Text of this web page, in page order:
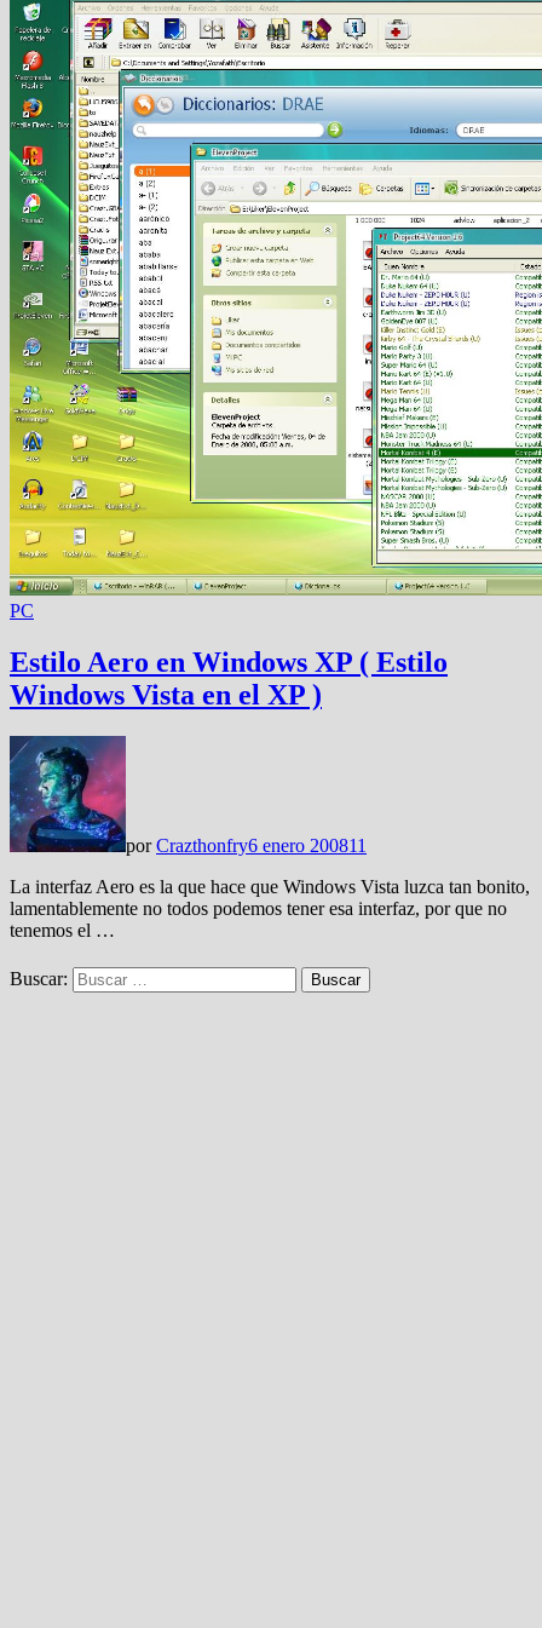
PC
Estilo Aero en Windows XP ( Estilo
Windows Vista en el XP )
porCrazthonfry6 enero 200811
La interfaz Aero es la que hace que Windows Vista luzca tan bonito,
lamentablemente no todos podemos tener esa interfaz, por que no
tenemos el …
Buscar: